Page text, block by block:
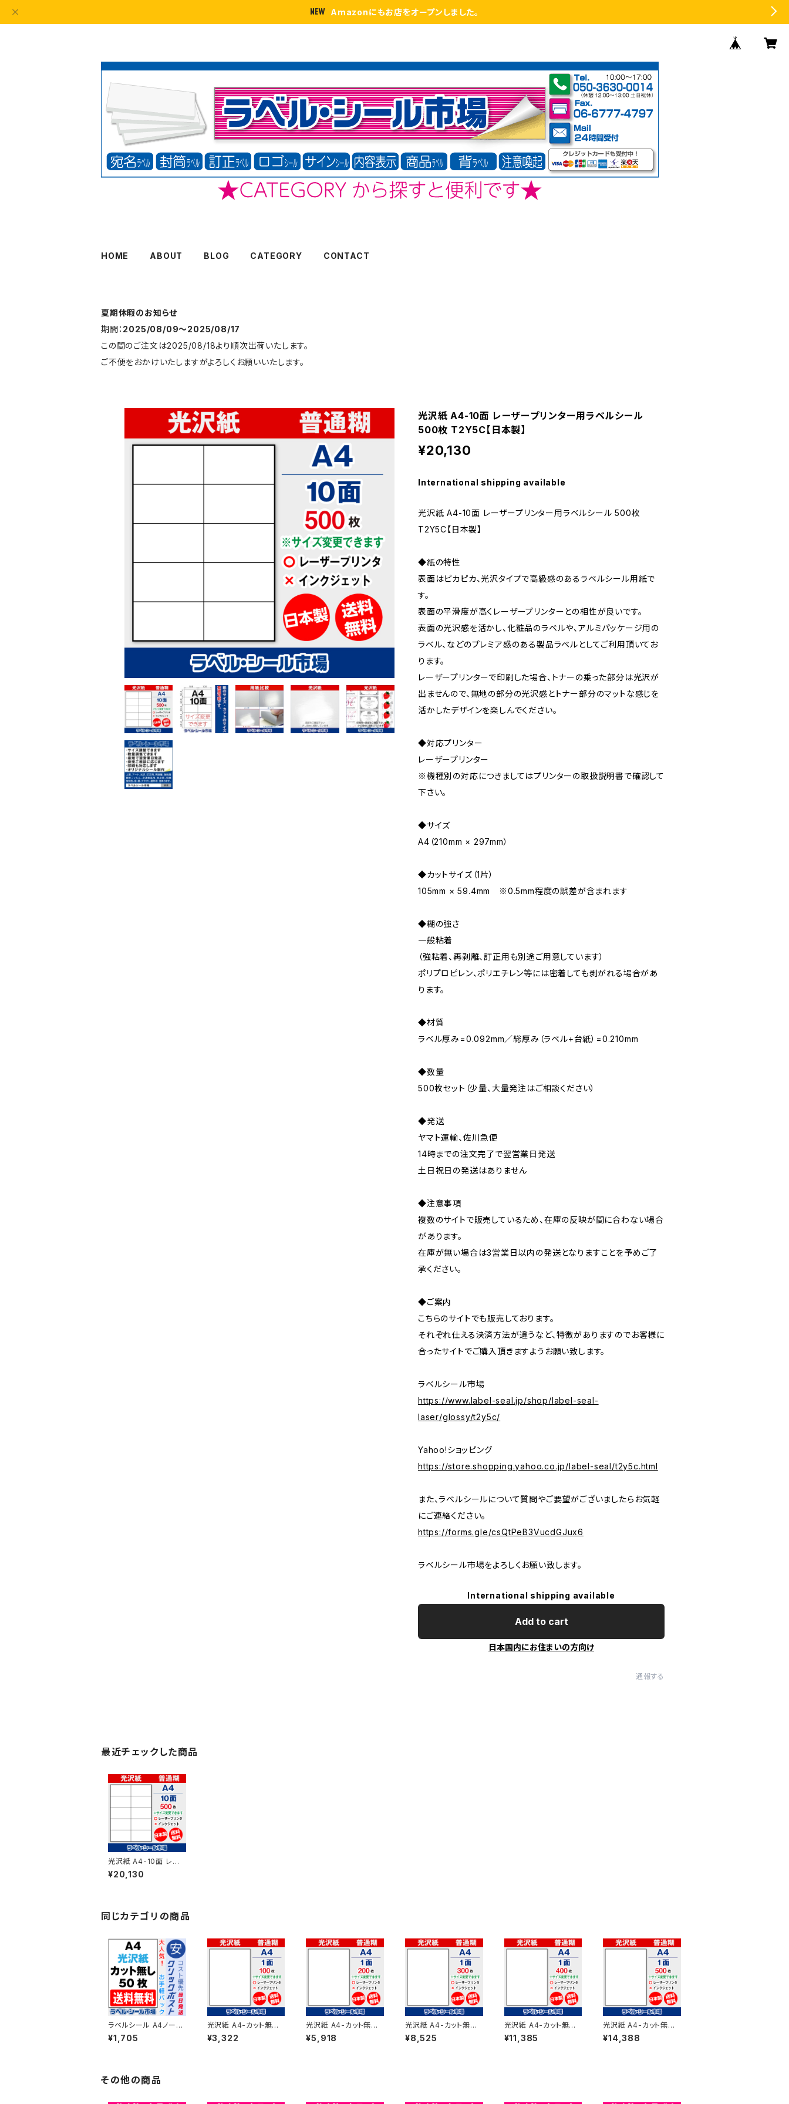
Amazonにもお店をオープンしました。
HOME ABOUT BLOG CATEGORY CONTACT
夏期休暇のお知らせ
期間： 2025/08/09〜2025/08/17
この間のご注文は2025/08/18より順次出荷いたします。
ご不便をおかけいたしますがよろしくお願いいたします。
光沢紙 A4-10面 レーザープリンター用ラベルシール
500枚 T2Y5C【日本製】
¥20,130
International shipping available
光沢紙 A4-10面 レーザープリンター用ラベルシール 500枚
T2Y5C【日本製】
◆紙の特性
表面はピカピカ、光沢タイプで高級感のあるラベルシール用紙で
す。
表面の平滑度が高くレーザープリンターとの相性が良いです。
表面の光沢感を活かし、化粧品のラベルや、アルミパッケージ用の
ラベル、などのプレミア感のある製品ラベルとしてご利用頂いてお
ります。
レーザープリンターで印刷した場合、トナーの乗った部分は光沢が
出ませんので、無地の部分の光沢感とトナー部分のマットな感じを
活かしたデザインを楽しんでください。
◆対応プリンター
レーザープリンター
※機種別の対応につきましてはプリンターの取扱説明書で確認して
下さい。
◆サイズ
A4（210mm × 297mm）
◆カットサイズ（1片）
105mm × 59.4mm ※0.5mm程度の誤差が含まれます
◆糊の強さ
一般粘着
（強粘着、再剥離、訂正用も別途ご用意しています）
ポリプロピレン、ポリエチレン等には密着しても剥がれる場合があ
ります。
◆材質
ラベル厚み=0.092mm／総厚み（ラベル+台紙）=0.210mm
◆数量
500枚セット（少量、大量発注はご相談ください）
◆発送
ヤマト運輸、佐川急便
14時までの注文完了で翌営業日発送
土日祝日の発送はありません
◆注意事項
複数のサイトで販売しているため、在庫の反映が間に合わない場合
があります。
在庫が無い場合は3営業日以内の発送となりますことを予めご了
承ください。
◆ご案内
こちらのサイトでも販売しております。
それぞれ仕える決済方法が違うなど、特徴がありますのでお客様に
合ったサイトでご購入頂きますようお願い致します。
ラベルシール市場
https://www.label-seal.jp/shop/label-seal-
laser/glossy/t2y5c/
Yahoo!ショッピング
https://store.shopping.yahoo.co.jp/label-seal/t2y5c.html
また、ラベルシールについて質問やご要望がございましたらお気軽
にご連絡ください。
https://forms.gle/csQtPeB3VucdGJux6
ラベルシール市場をよろしくお願い致します。
International shipping available
Add to cart
日本国内にお住まいの方向け
通報する
最近チェックした商品
光沢紙 A4-10面 レー
ザープリンター用ラベル
シール 500枚 T2Y5C
¥20,130
同じカテゴリの商品
ラベルシール A4ノーカ
ット レーザープリンタ
ー専用 光沢紙 50
¥1,705
光沢紙 A4-カット無し
レーザープリンター用ラ
ベルシール 100枚 T1Y
¥3,322
光沢紙 A4-カット無し
レーザープリンター用ラ
ベルシール 200枚 T1Y
¥5,918
光沢紙 A4-カット無し
レーザープリンター用ラ
ベルシール 300枚 T1Y
¥8,525
光沢紙 A4-カット無し
レーザープリンター用ラ
ベルシール 400枚 T1Y
¥11,385
光沢紙 A4-カット無し
レーザープリンター用ラ
ベルシール 500枚 T1Y
¥14,388
その他の商品